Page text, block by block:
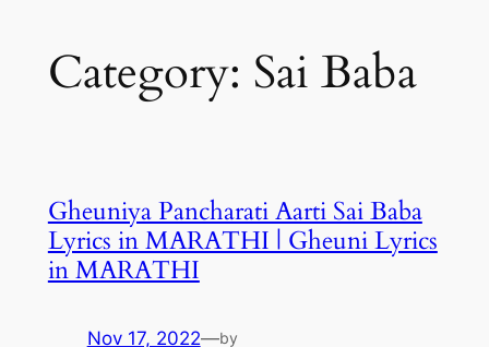
Category: Sai Baba
Gheuniya Pancharati Aarti Sai Baba
Lyrics in MARATHI | Gheuni Lyrics
in MARATHI
Nov 17, 2022—by